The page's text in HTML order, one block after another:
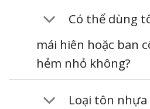
Có thể dùng
mái hiên hoặc ban
hẻm nhỏ không?
Loại tôn nhựa